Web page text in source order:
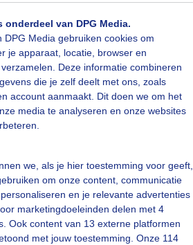
onderdeel van DPG Media.
DPG Media gebruiken cookies om
je apparaat, locatie, browser en
Deze informatie combineren
die je zelf deelt met ons, zoals
account aanmaakt. Dit doen we om het
media te analyseren en onze websites
we, als je hier toestemming voor geeft,
om onze content, communicatie
en je relevante advertenties
marketingdoeleinden delen met 4
Ook content van 13 externe platformen
met jouw toestemming. Onze 114
18-07-2025, 54x bekeken